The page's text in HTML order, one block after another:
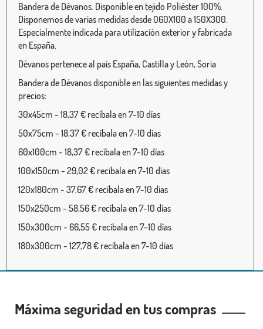
Bandera de Dévanos. Disponible en tejido Poliéster 100%.
Disponemos de varias medidas desde 060X100 a 150X300.
Especialmente indicada para utilización exterior y fabricada
en España.
Dévanos pertenece al país España, Castilla y León, Soria
Bandera de Dévanos disponible en las siguientes medidas y
precios:
30x45cm - 18,37 € recíbala en 7-10 días
50x75cm - 18,37 € recíbala en 7-10 días
60x100cm - 18,37 € recíbala en 7-10 días
100x150cm - 29,02 € recíbala en 7-10 días
120x180cm - 37,67 € recíbala en 7-10 días
150x250cm - 58,56 € recíbala en 7-10 días
150x300cm - 66,55 € recíbala en 7-10 días
180x300cm - 127,78 € recíbala en 7-10 días
Máxima seguridad en tus compras